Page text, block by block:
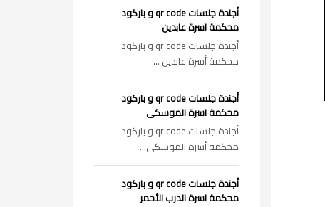
أجندة جلسات qr code و باركود
محكمة اسرة عابدين
أجندة جلسات qr code و باركود
محكمة أسرة عابدين ...
أجندة جلسات qr code و باركود
محكمة اسرة الموسكى
أجندة جلسات qr code و باركود
محكمة أسرة الموسكي...
أجندة جلسات qr code و باركود
محكمة اسرة الدرب الأحمر